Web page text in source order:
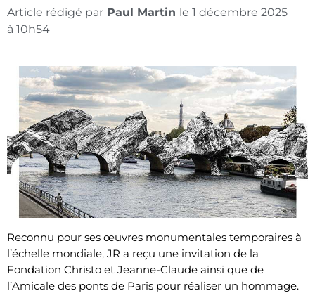
Article rédigé par Paul Martin le 1 décembre 2025
à 10h54
Reconnu pour ses œuvres monumentales temporaires à
l’échelle mondiale, JR a reçu une invitation de la
Fondation Christo et Jeanne-Claude ainsi que de
l’Amicale des ponts de Paris pour réaliser un hommage.